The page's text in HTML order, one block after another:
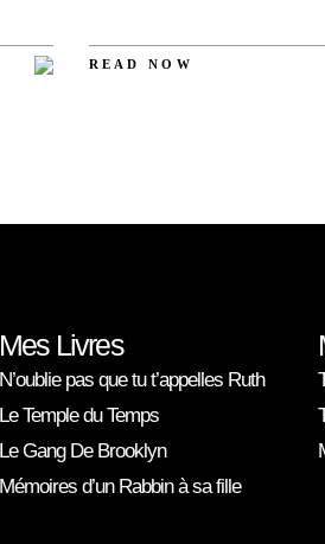
READ NOW
Mes Livres
N’oublie pas que tu t’appelles Ruth
Le Temple du Temps
Le Gang De Brooklyn
Mémoires d’un Rabbin à sa fille